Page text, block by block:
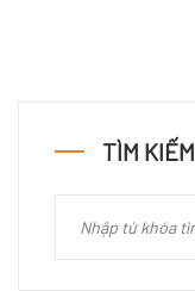
TÌM KIẾM